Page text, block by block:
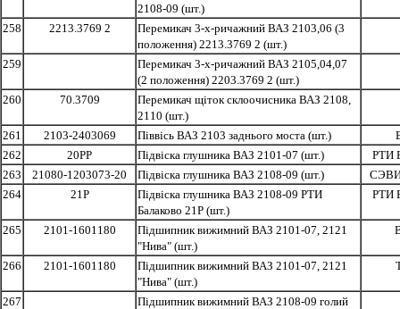
2108-09 (шт.)
258 2213.3769 2
Перемикач 3-х-ричажний ВАЗ 2103,06 (3
положення) 2213.3769 2 (шт.)
259
Перемикач 3-х-ричажний ВАЗ 2105,04,07
(2 положення) 2203.3769 2 (шт.)
260
70.3709
Перемикач щіток склоочисника ВАЗ 2108,
2110 (шт.)
261
2103-2403069 Піввісь ВАЗ 2103 заднього моста (шт.)
262
20РР Підвіска глушника ВАЗ 2101-07 (шт.)
РТИ
263
21080-1203073-20 Підвіска глушника ВАЗ 2108-09 (шт.)
264
21Р
Підвіска глушника ВАЗ 2108-09 РТИ
Балаково 21Р (шт.)
РТИ
265 2101-1601180
Підшипник вижимний ВАЗ 2101-07, 2121
"Нива" (шт.)
266 2101-1601180
Підшипник вижимний ВАЗ 2101-07, 2121
"Нива" (шт.)
267
Підшипник вижимний ВАЗ 2108-09 голий